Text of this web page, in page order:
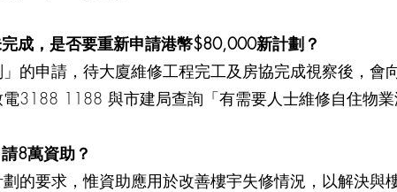
成，是否要重新申請港幣$80,000新計劃？
的申請，待大廈維修工程完工及房協完成視察後，
3188 1188 與市建局查詢「有需要人士維修自住物業
8萬資助？
的要求，惟資助應用於改善樓宇失修情況，以解決